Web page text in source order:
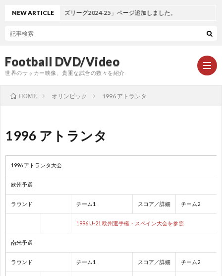
Football DVD/Video
世界のサッカー映像、貴重な試合の数々を紹介
ー
カ
NEW ARTICLE
」＆「ネーションズリーグ2024-25」ページ追加しました。
HOME オリンピック 1996 アトランタ
1996 アトランタ
1996 アトランタ大会
欧州予選
ラウンド チーム1 スコア／詳細 チーム2
1996 U-21 欧州選手権・スペイン大会を参照
南米予選
ラウンド チーム1 スコア／詳細 チーム2